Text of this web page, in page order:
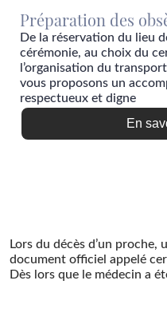
Préparation des
De la réservation du lieu
cérémonie, au choix du
l’organisation du
vous proposons un
respectueux et digne
En
Lors du décès d’un
document officiel appelé
Dès lors que le médecin a